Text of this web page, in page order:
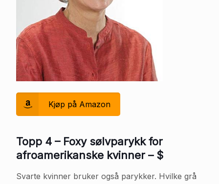
Kjøp på Amazon
Topp 4 – Foxy sølvparykk for
afroamerikanske kvinner – $
Svarte kvinner bruker også parykker. Hvilke grå